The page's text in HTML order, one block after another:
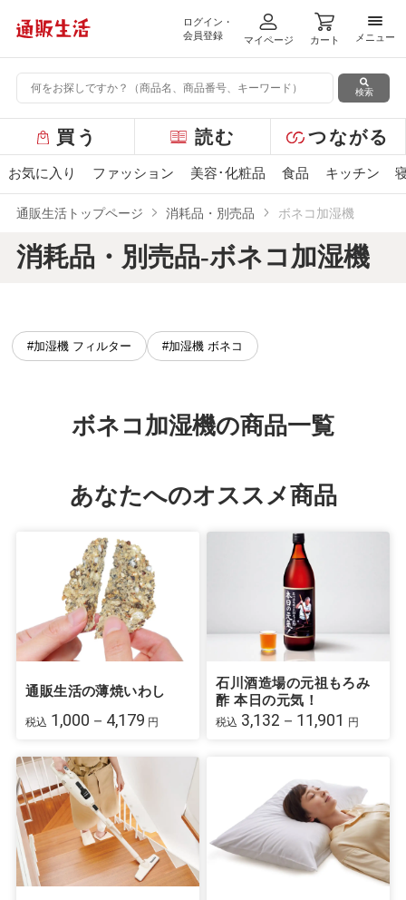
ログイン・
会員登録
マイページ カート
メニ
メニュー
検索
ー
バ
買う 読む つながる
お気に入り ファッション 美容･化粧品 食品 キッチン
通販生活トップページ 消耗品・別売品 ボネコ加湿機
消耗品・別売品-ボネコ加湿機
#加湿機 フィルター #加湿機 ボネコ
ボネコ加湿機の商品一覧
あなたへのオススメ商品
通販生活の薄焼いわし
税込 1,000－4,179 円
石川酒造場の元祖もろみ
酢 本日の元気！
税込 3,132－11,901 円